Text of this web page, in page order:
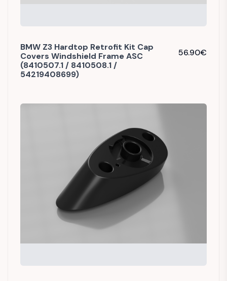
BMW Z3 Hardtop Retrofit Kit Cap
Covers Windshield Frame ASC
(8410507.1 / 8410508.1 /
54219408699)
56.90€